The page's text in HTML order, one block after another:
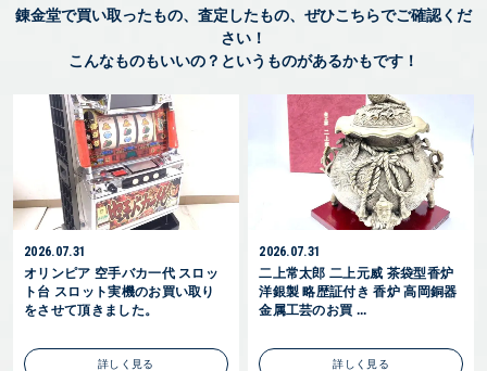
錬金堂で買い取ったもの、査定したもの、ぜひこちらでご確認くだ
さい！
こんなものもいいの？というものがあるかもです！
2026.07.31
オリンピア 空手バカ一代 スロッ
ト台 スロット実機のお買い取り
をさせて頂きました。
詳しく見る
2026.07.31
二上常太郎 二上元威 茶袋型香炉
洋銀製 略歴証付き 香炉 高岡銅器
金属工芸のお買 ...
詳しく見る